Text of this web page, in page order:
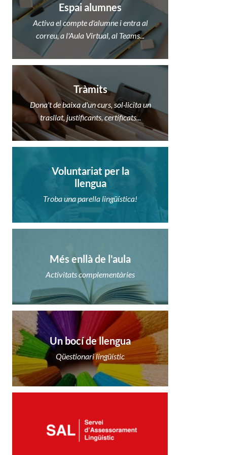
Espai alumnes
Activa el compte d'alumne i entra al
correu, a l'Aula Virtual, al Teams...
Tràmits
Dona't de baixa d'un curs, sol·licita un
trasllat, justificants, certificats...
Voluntariat per la
llengua
Troba una parella lingüística!
Més enllà de l'aula
Activitats complementàries
Un bocí de llengua
Qüestionari lingüístic